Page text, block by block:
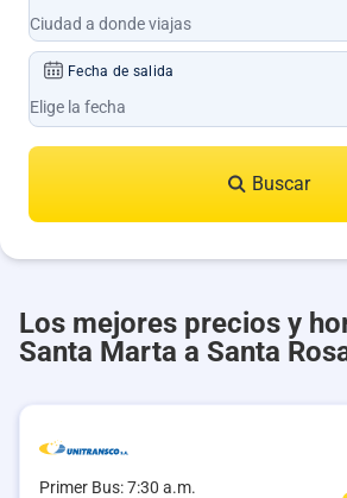
Fecha de salida
Buscar
Los mejores precios y
Santa Marta a Santa
Primer Bus: 7:30 a.m.